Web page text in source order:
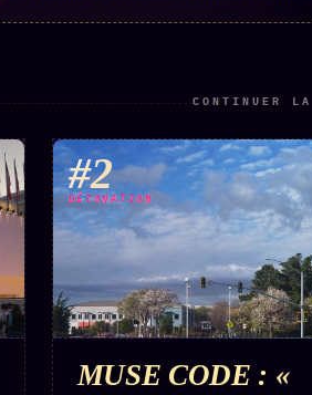
CONTINUER
#2
DÉTONATION
MUSE CODE : «